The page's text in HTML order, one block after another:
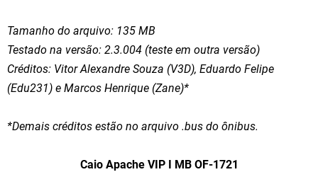
Tamanho do arquivo: 135 MB
Testado na versão: 2.3.004 (teste em outra versão)
Créditos: Vitor Alexandre Souza (V3D), Eduardo Felipe
(Edu231) e Marcos Henrique (Zane)*
*Demais créditos estão no arquivo .bus do ônibus.
Caio Apache VIP I MB OF-1721